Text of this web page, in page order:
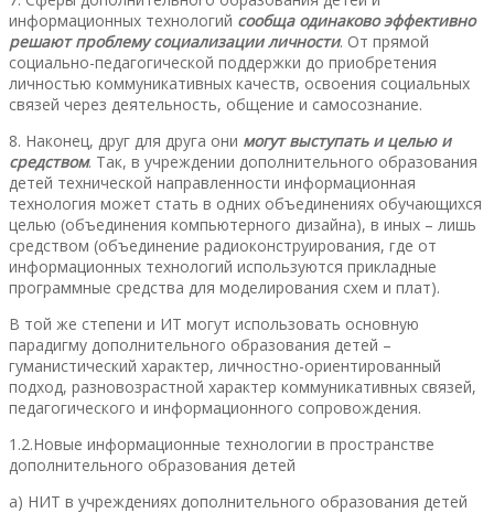
информационных технологий сообща одинаково эффективно
решают проблему социализации личности. От прямой
социально-педагогической поддержки до приобретения
личностью коммуникативных качеств, освоения социальных
связей через деятельность, общение и самосознание.
8. Наконец, друг для друга они могут выступать и целью и
средством. Так, в учреждении дополнительного образования
детей технической направленности информационная
технология может стать в одних объединениях обучающихся
целью (объединения компьютерного дизайна), в иных – лишь
средством (объединение радиоконструирования, где от
информационных технологий используются прикладные
программные средства для моделирования схем и плат).
В той же степени и ИТ могут использовать основную
парадигму дополнительного образования детей –
гуманистический характер, личностно-ориентированный
подход, разновозрастной характер коммуникативных связей,
педагогического и информационного сопровождения.
1.2.Новые информационные технологии в пространстве
дополнительного образования детей
а) НИТ в учреждениях дополнительного образования детей